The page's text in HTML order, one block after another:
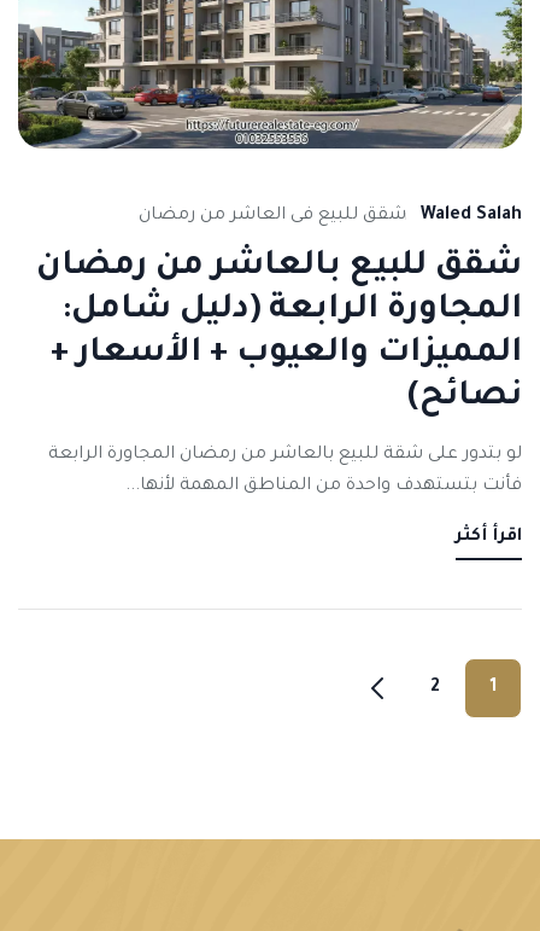
Waled Salah شقق للبيع فى العاشر من رمضان
شقق للبيع بالعاشر من رمضان
المجاورة الرابعة (دليل شامل:
المميزات والعيوب + الأسعار +
نصائح)
لو بتدور على شقة للبيع بالعاشر من رمضان المجاورة الرابعة
فأنت بتستهدف واحدة من المناطق المهمة لأنها...
اقرأ أكثر
1
2